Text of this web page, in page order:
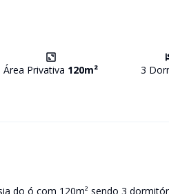
Área Privativa 120m² 3
do ó com 120m² sendo 3